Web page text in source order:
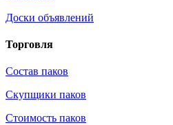
Доски объявлений
Торговля
Состав паков
Скупщики паков
Стоимость паков